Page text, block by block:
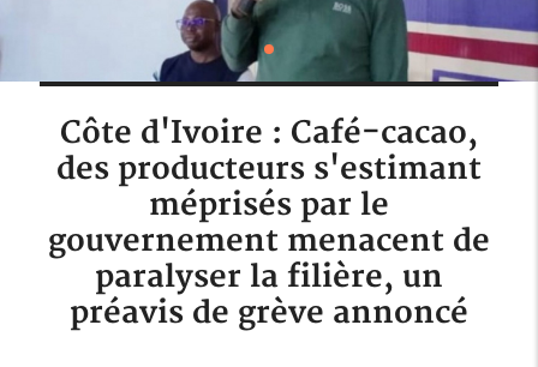
Côte d'Ivoire : Café-cacao,
des producteurs s'estimant
méprisés par le
gouvernement menacent de
paralyser la filière, un
préavis de grève annoncé